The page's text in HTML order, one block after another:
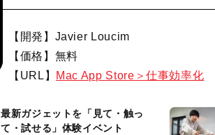
【開発】Javier Loucim
【価格】無料
【URL】
Mac App Store＞仕事効率化
最新ガジェットを「見て・触っ
て・試せる」体験イベント